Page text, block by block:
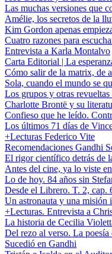
Las muchas versiones que
Amélie, los secretos de la
Kim Gordon apenas
Cuatro razones para
Entrevista a Karla Montalvo
Carta Editorial | La
Cómo salir de la matrix, de
Sola, cuando el mundo se
Los grupos y otras revueltas
Charlotte Brontë y su
Confieso que he leído.
Los últimos 71 días de
+Lecturas Federico Vite
Recomendaciones Gandhi
El rigor científico detrás de
Antes del cine, ya lo viste
Lo de hoy. 84 años sin
Desde el Librero. T. 2, cap.
Un astronauta y una misión
+Lecturas. Entrevista a
La historia de Cecilia
Del rezo al verso. La poesía
Sucedió en Gandhi